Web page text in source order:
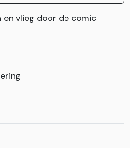
en vlieg door de comic